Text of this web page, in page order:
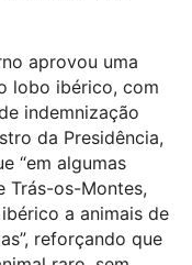
aprovou uma
lobo ibérico, com
indemnização
da Presidência,
“em algumas
Trás-os-Montes,
a animais de
reforçando que